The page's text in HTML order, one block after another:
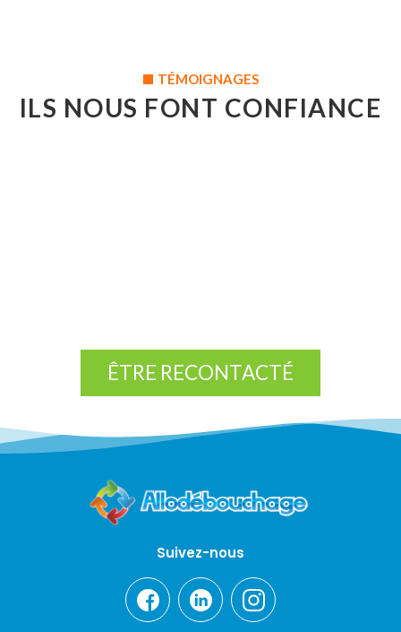
TÉMOIGNAGES
ILS NOUS FONT CONFIANCE
ÊTRE RECONTACTÉ
Suivez-nous